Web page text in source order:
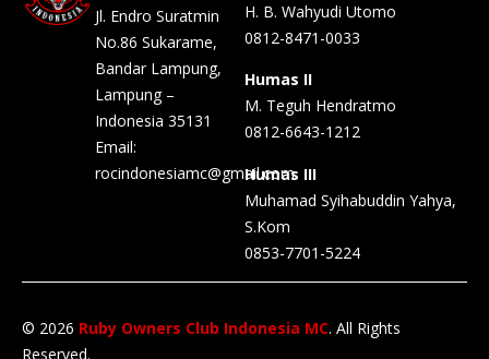
Jl. Endro Suratmin
No.86 Sukarame,
Bandar Lampung,
Lampung –
Indonesia 35131
Email:
rocindonesiamc@gmail.com
H. B. Wahyudi Utomo
0812-8471-0033
Humas II
M. Teguh Hendratmo
0812-6643-1212
Humas III
Muhamad Syihabuddin Yahya,
S.Kom
0853-7701-5224
© 2026 Ruby Owners Club Indonesia MC. All Rights
Reserved.